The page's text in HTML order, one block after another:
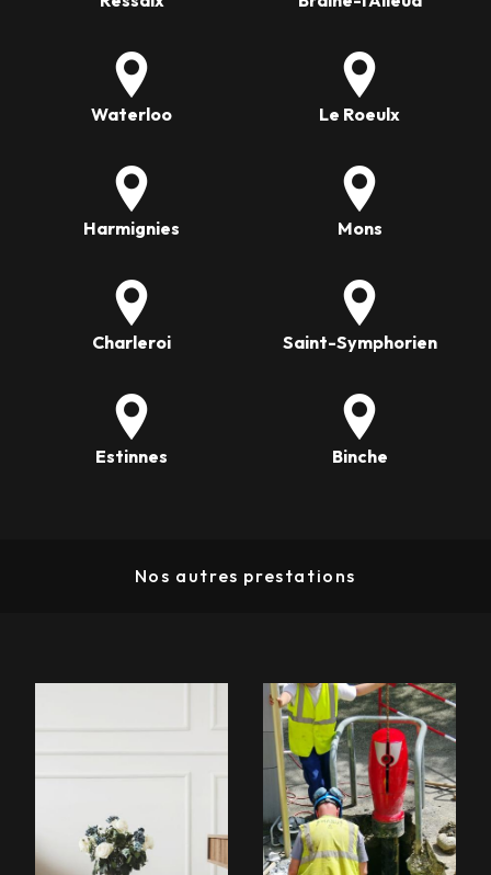
Waterloo Le Roeulx
Harmignies Mons
Charleroi Saint-Symphorien
Estinnes Binche
Nos autres prestations